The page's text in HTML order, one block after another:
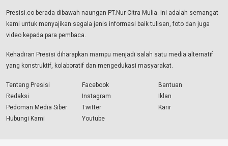
Presisi.co berada dibawah naungan PT.Nur Citra Mulia. Ini adalah semangat
kami untuk menyajikan segala jenis informasi baik tulisan, foto dan juga
video kepada para pembaca.
Kehadiran Presisi diharapkan mampu menjadi salah satu media alternatif
yang konstruktif, kolaboratif dan mengedukasi masyarakat.
Tentang Presisi
Redaksi
Pedoman Media Siber
Hubungi Kami
Facebook
Instagram
Twitter
Youtube
Bantuan
Iklan
Karir